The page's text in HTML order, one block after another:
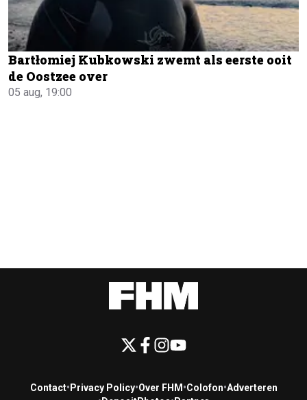
Bartłomiej Kubkowski zwemt als eerste ooit
de Oostzee over
05 aug, 19:00
Contact• Privacy Policy•Over FHM •Colofon•Adverteren